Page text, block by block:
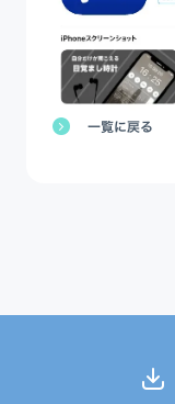
一覧に戻る